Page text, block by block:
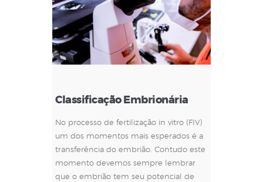
Classificação Embrionária
No processo de fertilização in vitro (FIV)
um dos momentos mais esperados é a
transferência do embrião. Contudo este
momento devemos sempre lembrar
que o embrião tem seu potencial de